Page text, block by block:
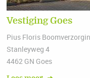
Vestiging Goes
Pius Floris
Stanleyweg 4
4462 GN Goes